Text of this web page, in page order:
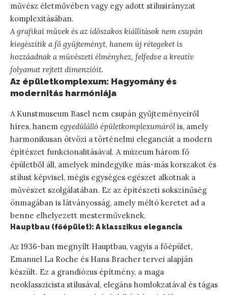
művész életművében vagy egy adott stílusirányzat
komplexitásában.
A grafikai művek és az időszakos kiállítások nem csupán
kiegészítik a fő gyűjteményt, hanem új rétegeket is
hozzáadnak a művészeti élményhez, felfedve a kreatív
folyamat rejtett dimenzióit.
Az épületkomplexum: Hagyomány és
modernitás harmóniája
A Kunstmuseum Basel nem csupán gyűjteményeiről
híres, hanem egyedülálló épületkomplexumáról is, amely
harmonikusan ötvözi a történelmi eleganciát a modern
építészet funkcionalitásával. A múzeum három fő
épületből áll, amelyek mindegyike más-más korszakot és
stílust képvisel, mégis egységes egészet alkotnak a
művészet szolgálatában. Ez az építészeti sokszínűség
önmagában is látványosság, amely méltó keretet ad a
benne elhelyezett mesterműveknek.
Hauptbau (főépület): A klasszikus elegancia
Az 1936-ban megnyílt Hauptbau, vagyis a főépület,
Emanuel La Roche és Hans Bracher tervei alapján
készült. Ez a grandiózus építmény, a maga
neoklasszicista stílusával, elegáns homlokzatával és tágas